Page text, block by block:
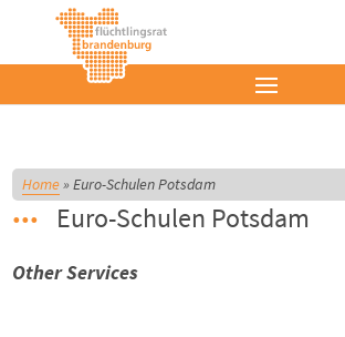
Home»Euro-Schulen Potsdam
Euro-Schulen Potsdam
Other Services